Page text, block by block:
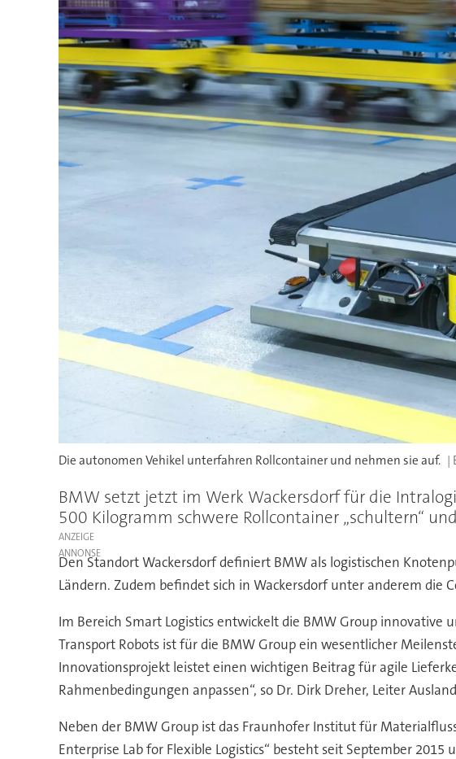
Die autonomen Vehikel unterfahren Rollcontainer und nehmen sie auf.
BMW setzt jetzt im Werk Wackersdorf für die
500 Kilogramm schwere Rollcontainer „schultern“
ANZEIGE
Den Standort Wackersdorf definiert BMW als logistischen
Ländern. Zudem befindet sich in Wackersdorf unter anderem die
Im Bereich Smart Logistics entwickelt die BMW Group
Transport Robots ist für die BMW Group ein wesentlicher
Innovationsprojekt leistet einen wichtigen Beitrag für agile
Rahmenbedingungen anpassen“, so Dr. Dirk Dreher, Leiter
Neben der BMW Group ist das Fraunhofer Institut für
Enterprise Lab for Flexible Logistics“ besteht seit September